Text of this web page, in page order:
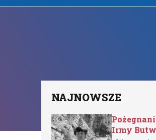
NAJNOWSZE
Irmy